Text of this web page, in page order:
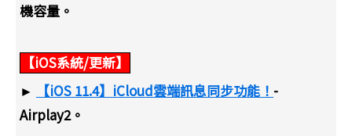
機容量。
【iOS系統/更新】
►
【iOS 11.4】iCloud雲端訊息同步功能！ -
Airplay2。